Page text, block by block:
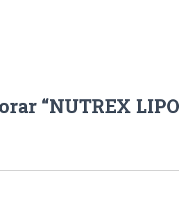
“NUTREX LIPO